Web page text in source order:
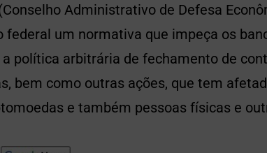
Administrativo de Defesa
federal um normativa que impeça os
política arbitrária de fechamento de
bem como outras ações, que tem
e também pessoas físicas e